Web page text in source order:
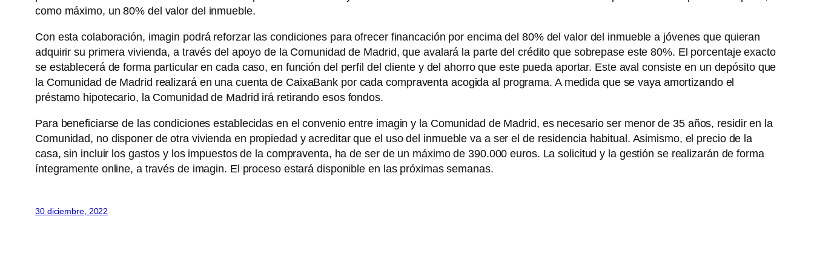
como máximo, un 80% del valor del inmueble.
Con esta colaboración, imagin podrá reforzar las condiciones para ofrecer financación por encima del 80% del valor del inmueble a jóvenes que quieran
adquirir su primera vivienda, a través del apoyo de la Comunidad de Madrid, que avalará la parte del crédito que sobrepase este 80%. El porcentaje exacto
se establecerá de forma particular en cada caso, en función del perfil del cliente y del ahorro que este pueda aportar. Este aval consiste en un depósito que
la Comunidad de Madrid realizará en una cuenta de CaixaBank por cada compraventa acogida al programa. A medida que se vaya amortizando el
préstamo hipotecario, la Comunidad de Madrid irá retirando esos fondos.
Para beneficiarse de las condiciones establecidas en el convenio entre imagin y la Comunidad de Madrid, es necesario ser menor de 35 años, residir en la
Comunidad, no disponer de otra vivienda en propiedad y acreditar que el uso del inmueble va a ser el de residencia habitual. Asimismo, el precio de la
casa, sin incluir los gastos y los impuestos de la compraventa, ha de ser de un máximo de 390.000 euros. La solicitud y la gestión se realizarán de forma
íntegramente online, a través de imagin. El proceso estará disponible en las próximas semanas.
30 diciembre, 2022